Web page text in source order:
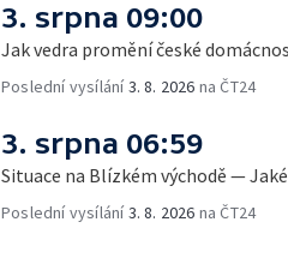
3. srpna 09:00
Jak vedra promění české
Poslední vysílání3. 8. 2026 na ČT24
3. srpna 06:59
Situace na Blízkém východě —
Poslední vysílání3. 8. 2026 na ČT24